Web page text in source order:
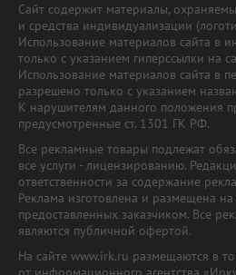
Сайт содержит материалы,
и средства индивидуализации
Использование материалов сайта в
только с указанием гиперссылки на
Использование материалов сайта в
разрешено только с указанием
К нарушителям данного положения
предусмотренные ст. 1301 ГК РФ.
Все рекламные товары подлежат
все услуги - лицензированию.
ответственности за содержание
Реклама изготовлена и размещена
предоставленных заказчиком. Все
являются публичной офертой.
На сайте www.irk.ru размещаются в